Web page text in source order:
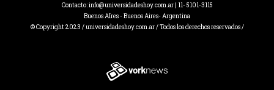
Contacto:info@universidadeshoy.com.ar| 11- 5101-3115
Buenos AIres - Buenos Aires- Argentina
© Copyright 2023 / universidadeshoy.com.ar / Todos los derechos reservados /